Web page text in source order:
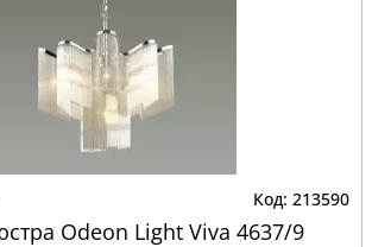
213590
Odeon Light Viva 4637/9